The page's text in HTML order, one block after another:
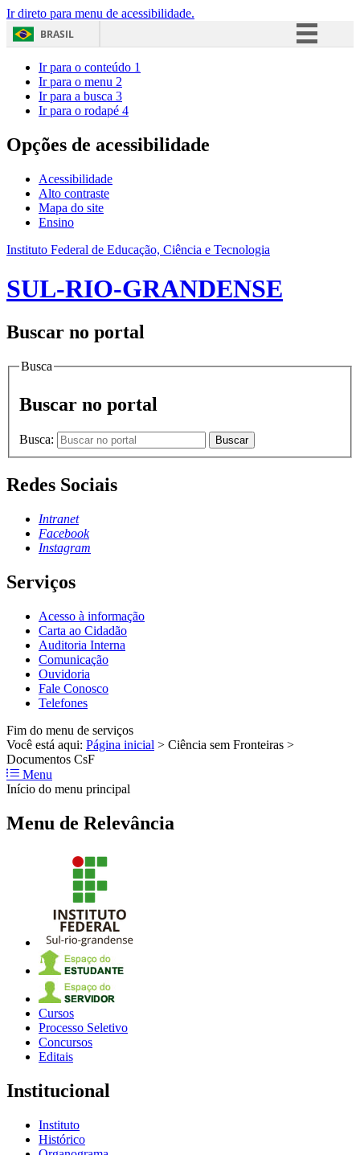
Ir direto para menu de acessibilidade.
BRASIL
Acesso à informação
Ir para o conteúdo 1
Ir para o menu 2
Ir para a busca 3
Ir para o rodapé 4
Opções de acessibilidade
Acessibilidade
Alto contraste
Mapa do site
Ensino
Instituto Federal de Educação, Ciência e Tecnologia
SUL-RIO-GRANDENSE
Buscar no portal
Busca
Buscar no portal
Busca: Buscar
Redes Sociais
Intranet
Facebook
Instagram
Serviços
Acesso à informação
Carta ao Cidadão
Auditoria Interna
Comunicação
Ouvidoria
Fale Conosco
Telefones
Fim do menu de serviços
Você está aqui: Página inicial > Ciência sem Fronteiras >
Documentos CsF
Menu
Início do menu principal
Menu de Relevância
Cursos
Processo Seletivo
Concursos
Editais
Institucional
Instituto
Histórico